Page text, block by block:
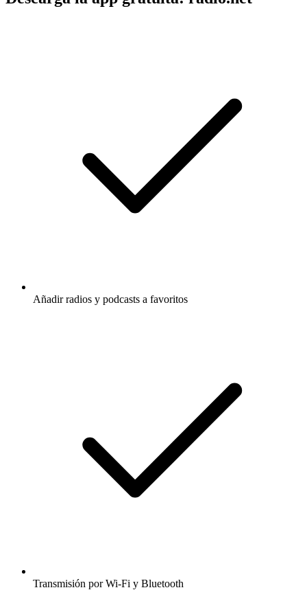
Añadir radios y podcasts a favoritos
Transmisión por Wi-Fi y Bluetooth